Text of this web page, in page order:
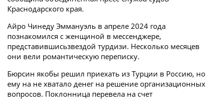
Краснодарского края.
Айро Чинеду Эммануэль в апреле 2024 года
познакомился с женщиной в мессенджере,
представившисьзвездой турдизи. Несколько месяцев
они вели романтическую переписку.
Бюрсин якобы решил приехать из Турции в Россию, но
ему на не хватало денег на решение организационных
вопросов. Поклонница перевела на счет